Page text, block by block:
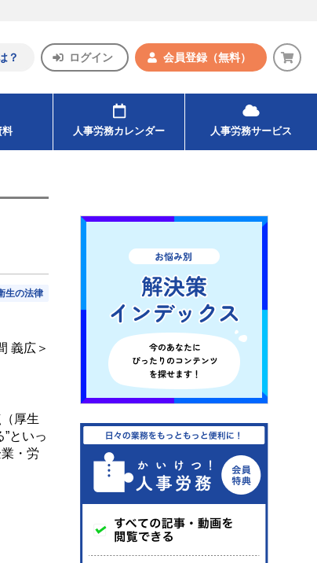
？ ログイン 会員登録 （無料）
資料 人事労務カレンダー 人事労務サービス
生の法律
義広＞
厚生
といっ
・労